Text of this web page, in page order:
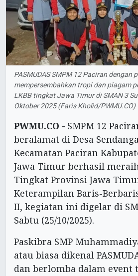
PASMUDAS SMPM 12 Paciran dengan
mempersembahkan tropi dan piagam
LKBB tingkat Jawa Timur di SMAN 3
Oktober 2025 (Faris Kholid/PWMU.CO)
PWMU.CO - SMPM 12
beralamat di Desa
Kecamatan Paciran
Jawa Timur berhasil
Tingkat Provinsi Jawa
Keterampilan Baris-Berbaris
II, kegiatan ini digelar di
Sabtu (25/10/2025).
Paskibra SMP
atau biasa dikenal
dan berlomba dalam event